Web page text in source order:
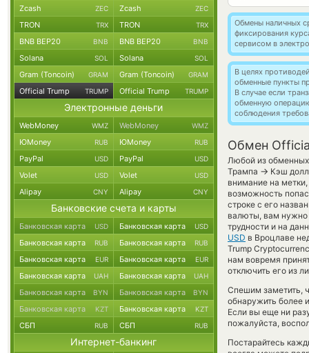
Обмены наличных
фиксирования
сервисом в
В целях
обменные пункты
В случае если
обменную
соблюдения
Обмен
Любой из обменных
Трампа → Кэш
внимание на
возможность
строке с его
валюты, вам нужно
трудности и на
USD в Вроцлаве
Trump
нам вовремя
отключить его из
Спешим заметить,
обнаружить более
Если вы еще ни
пожалуйста,
Постарайтесь
Zcash ZEC Zcash ZEC
TRON TRX TRON TRX
BNB BEP20 BNB BNB BEP20 BNB
Solana SOL Solana SOL
Gram (Toncoin) GRAM Gram (Toncoin) GRAM
Official Trump TRUMP Official Trump TRUMP
Электронные деньги
WebMoney WMZ WebMoney WMZ
ЮMoney RUB ЮMoney RUB
PayPal USD PayPal USD
Volet USD Volet USD
Alipay CNY Alipay CNY
Банковские счета и карты
Банковская карта USD Банковская карта USD
Банковская карта RUB Банковская карта RUB
Банковская карта EUR Банковская карта EUR
Банковская карта UAH Банковская карта UAH
Банковская карта BYN Банковская карта BYN
Банковская карта KZT Банковская карта KZT
СБП RUB СБП RUB
Интернет-банкинг